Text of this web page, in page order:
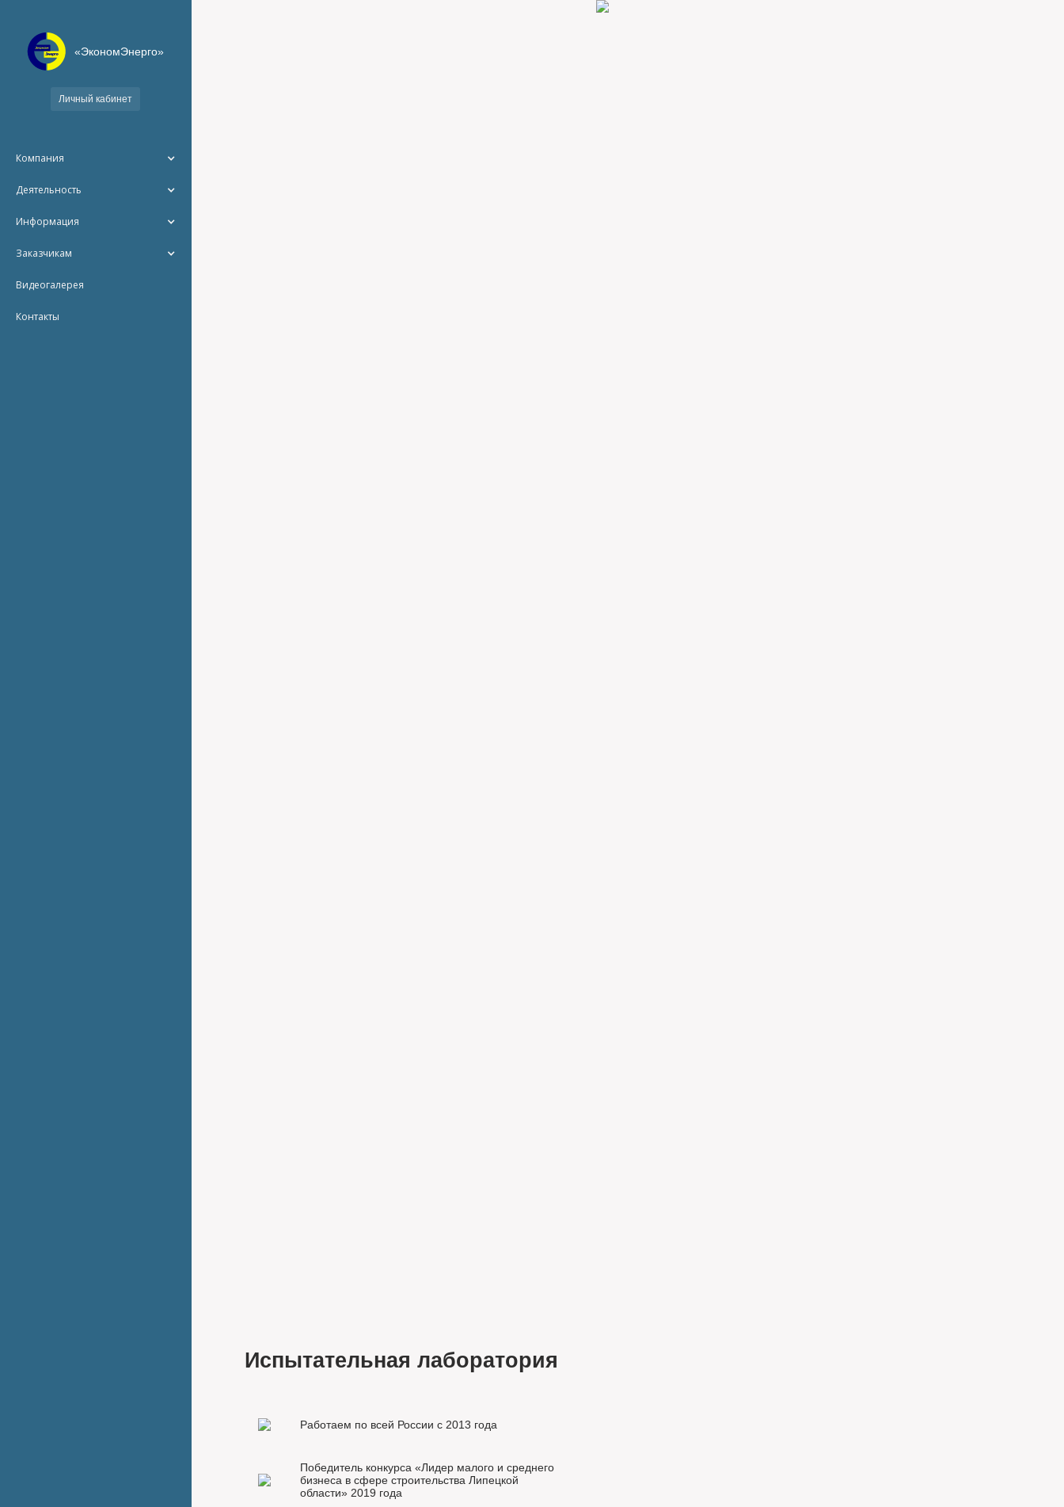
«ЭкономЭнерго»
Личный кабинет
Компания
Деятельность
Информация
Заказчикам
Видеогалерея
Контакты
Испытательная лаборатория
Работаем по всей России с 2013 года
Победитель конкурса «Лидер малого и среднего
бизнеса в сфере строительства Липецкой
области» 2019 года